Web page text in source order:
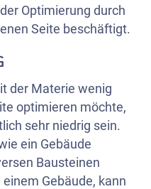
Optimierung durch
Seite beschäftigt.
der Materie wenig
optimieren möchte,
sehr niedrig sein.
ein Gebäude
Bausteinen
Gebäude, kann